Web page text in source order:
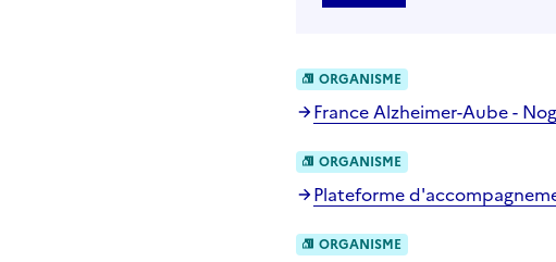
ORGANISME
France Alzheimer-Aube -
ORGANISME
Plateforme
ORGANISME